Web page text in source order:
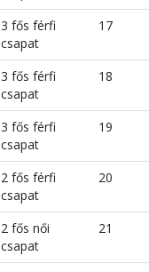
3 fős férfi
csapat
17
3 fős férfi
csapat
18
3 fős férfi
csapat
19
2 fős férfi
csapat
20
2 fős női
csapat
21